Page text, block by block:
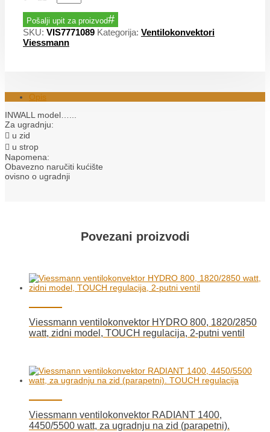
Pošalji upit za proizvod
SKU: VIS7771089 Kategorija: Ventilokonvektori
Viessmann
Opis
INWALL model…...
Za ugradnju:
 u zid
 u strop
Napomena:
Obavezno naručiti kućište
ovisno o ugradnji
Povezani proizvodi
Viessmann ventilokonvektor HYDRO 800, 1820/2850
watt, zidni model, TOUCH regulacija, 2-putni ventil
Viessmann ventilokonvektor RADIANT 1400,
4450/5500 watt, za ugradnju na zid (parapetni).